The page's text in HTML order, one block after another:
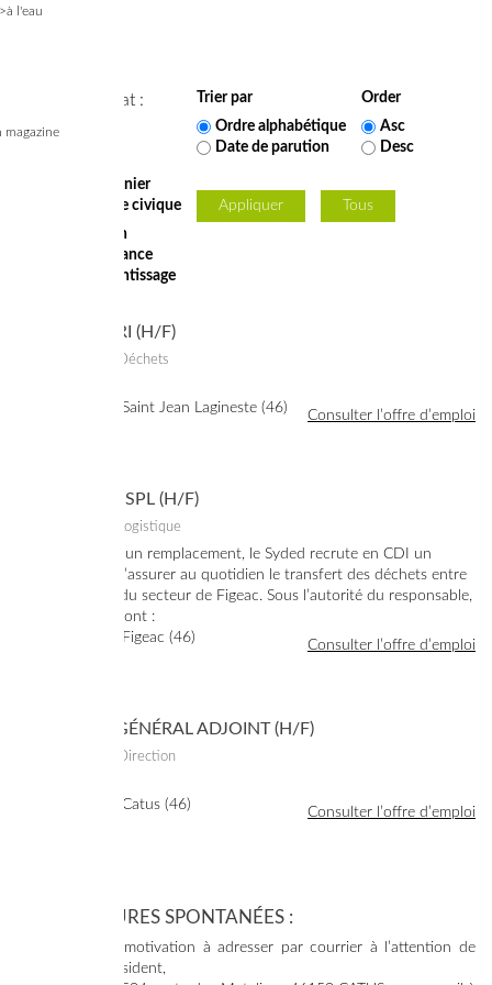
l'eau
magazine
Type de contrat :
Saisonnier
Service civique
Formation
Alternance
Apprentissage
Trier par
Ordre alphabétique
Date de parution
Order
Asc
Desc
AGENT DE TRI (H/F)
– Déchets
Consulter l’offre d’emploi
Lieu de travail : Saint Jean Lagineste (46)
CHAUFFEUR SPL (H/F)
– Logistique
Dans le cadre d’un remplacement, le Syded recrute en CDI un
chauffeur afin d’assurer au quotidien le transfert des déchets entre
les déchèteries du secteur de Figeac. Sous l’autorité du responsable,
vos missions seront :
Consulter l’offre d’emploi
Lieu de travail : Figeac (46)
DIRECTEUR GÉNÉRAL ADJOINT (H/F)
– Direction
Consulter l’offre d’emploi
Lieu de travail : Catus (46)
CANDIDATURES SPONTANÉES :
CV + lettre de motivation à adresser par courrier à l’attention de
Monsieur le Président,